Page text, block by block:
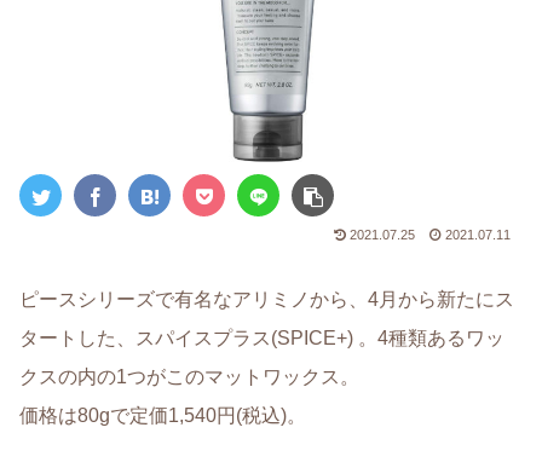
2021.07.25 2021.07.11
ピースシリーズで有名なアリミノから、4月から新たにス
タートした、スパイスプラス(SPICE+) 。4種類あるワッ
クスの内の1つがこのマットワックス。
価格は80gで定価1,540円(税込)。